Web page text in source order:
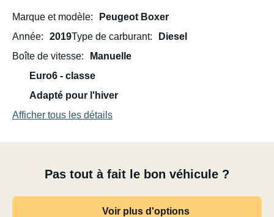
Marque et modèle
Peugeot Boxer
Année
2019Type de carburant
Diesel
Boîte de vitesse
Manuelle
Euro6 - classe
Adapté pour l'hiver
Afficher tous les détails
Pas tout à fait le bon véhicule ?
Voir plus d'options